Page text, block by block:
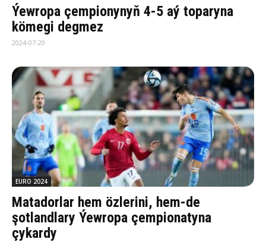
Ýewropa çempionynyň 4-5 aý toparyna
kömegi degmez
2024-07-20
EURO 2024
Matadorlar hem özlerini, hem-de
şotlandlary Ýewropa çempionatyna
çykardy